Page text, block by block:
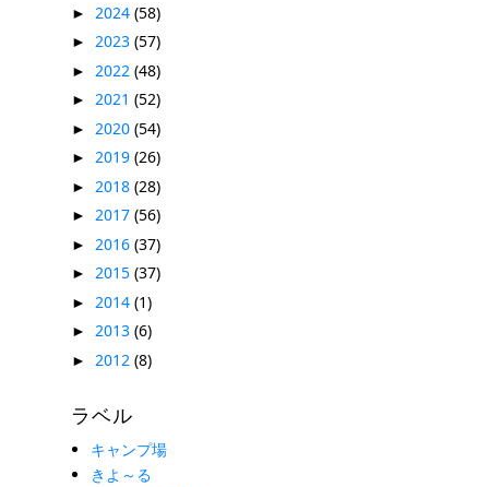
► 2024 (58)
► 2023 (57)
► 2022 (48)
► 2021 (52)
► 2020 (54)
► 2019 (26)
► 2018 (28)
► 2017 (56)
► 2016 (37)
► 2015 (37)
► 2014 (1)
► 2013 (6)
► 2012 (8)
ラベル
キャンプ場
きよ～る